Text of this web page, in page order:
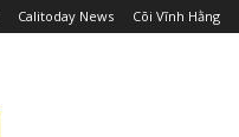
Calitoday News Cõi Vĩnh Hằng